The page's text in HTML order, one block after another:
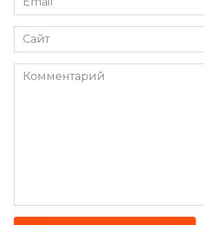
*
Сайт
Комментарий